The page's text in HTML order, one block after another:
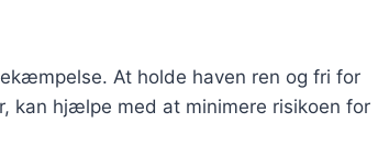
At holde haven ren og fri for
kan hjælpe med at minimere risikoen for